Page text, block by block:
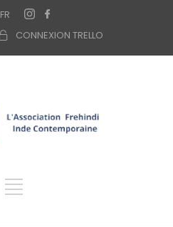
FR
CONNEXION TRELLO